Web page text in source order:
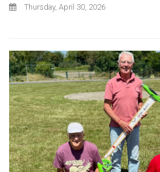
Thursday, April 30, 2026